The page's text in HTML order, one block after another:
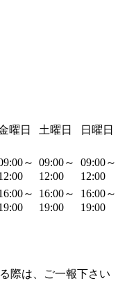
曜日 土曜日 日曜日
～ 09:00～
12:00
09:00～
12:00
～
16:00～
19:00
16:00～
19:00
際は、ご一報下さい